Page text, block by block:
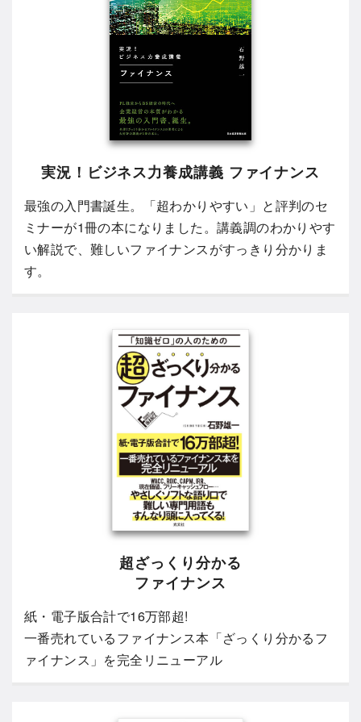
実況！ビジネス力養成講義 ファイナンス
最強の入門書誕生。「超わかりやすい」と評判のセ
ミナーが1冊の本になりました。講義調のわかりやす
い解説で、難しいファイナンスがすっきり分かりま
す。
超ざっくり分かる
ファイナンス
紙・電子版合計で16万部超!
一番売れているファイナンス本「ざっくり分かるフ
ァイナンス」を完全リニューアル